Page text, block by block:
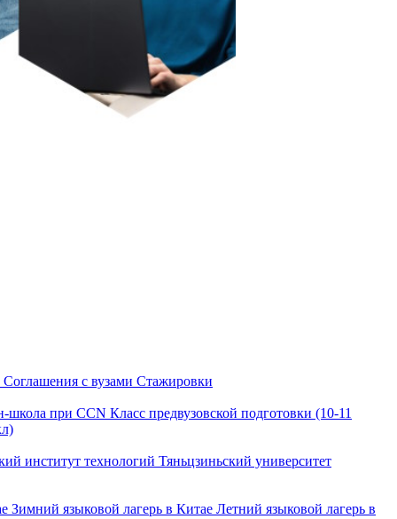
Соглашения с вузами Стажировки
школа при CCN Класс предвузовской подготовки (10-11
институт технологий Тяньцзиньский университет
Зимний языковой лагерь в Китае Летний языковой лагерь в